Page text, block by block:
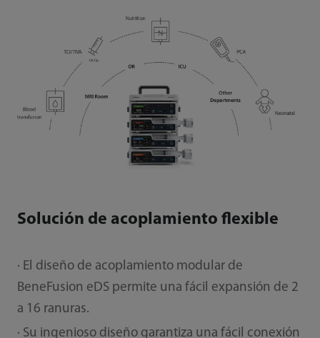
Solución de acoplamiento flexible
· El diseño de acoplamiento modular de
BeneFusion eDS permite una fácil expansión de 2
a 16 ranuras.
· Su ingenioso diseño garantiza una fácil conexión